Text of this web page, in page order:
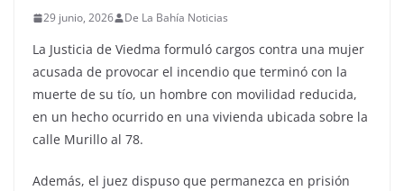
29 junio, 2026 De La Bahía Noticias
La Justicia de Viedma formuló cargos contra una mujer
acusada de provocar el incendio que terminó con la
muerte de su tío, un hombre con movilidad reducida,
en un hecho ocurrido en una vivienda ubicada sobre la
calle Murillo al 78.
Además, el juez dispuso que permanezca en prisión